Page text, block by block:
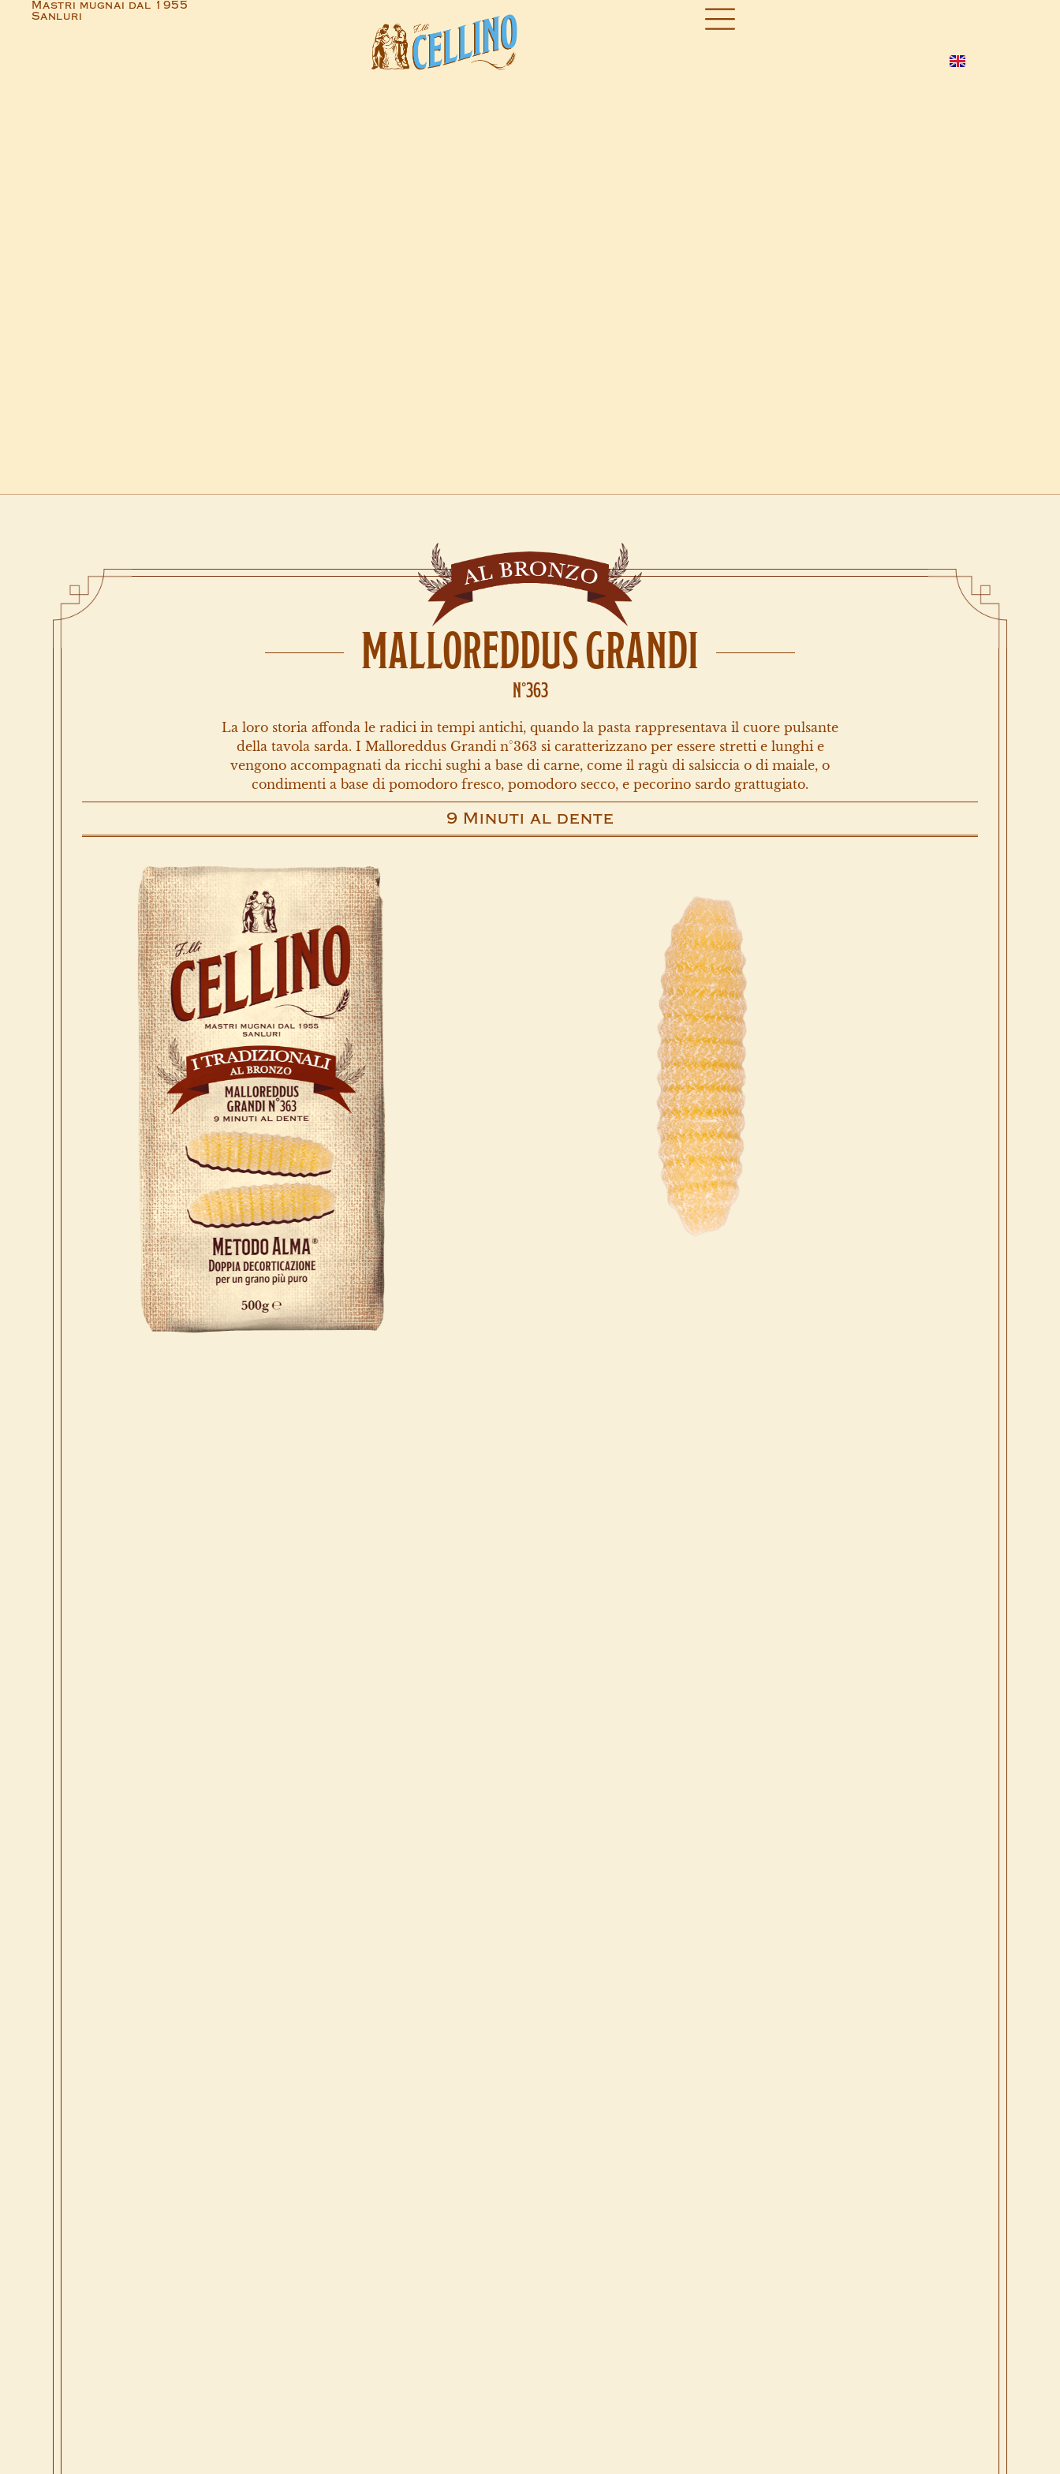
Mastri mugnai dal 1955
Sanluri
MALLOREDDUS GRANDI
N°363
La loro storia affonda le radici in tempi antichi, quando la pasta rappresentava il cuore pulsante
della tavola sarda. I Malloreddus Grandi n°363 si caratterizzano per essere stretti e lunghi e
vengono accompagnati da ricchi sughi a base di carne, come il ragù di salsiccia o di maiale, o
condimenti a base di pomodoro fresco, pomodoro secco, e pecorino sardo grattugiato.
9 Minuti al dente